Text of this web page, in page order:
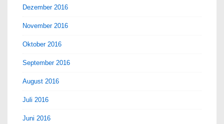
Dezember 2016
November 2016
Oktober 2016
September 2016
August 2016
Juli 2016
Juni 2016